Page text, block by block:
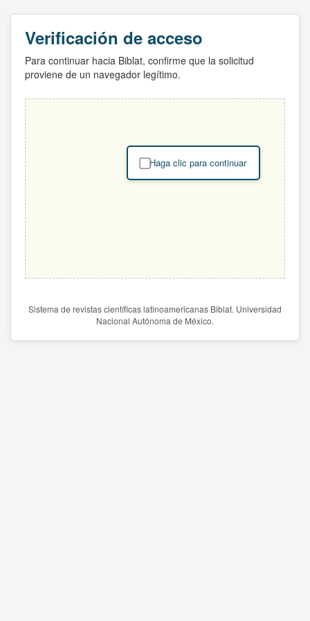
Verificación de acceso
Para continuar hacia Biblat, confirme que la solicitud
proviene de un navegador legítimo.
Haga clic para continuar
Sistema de revistas científicas latinoamericanas Biblat. Universidad
Nacional Autónoma de México.